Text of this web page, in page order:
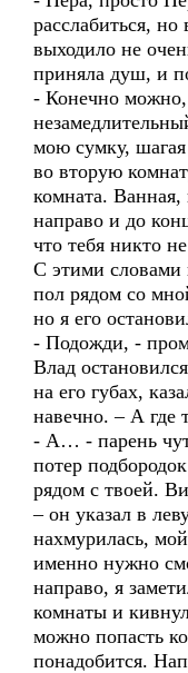
расслабиться,
выходило не
приняла душ, и
- Конечно
мою сумку,
во вторую
комната.
направо и до
что тебя никто
С этими словами
пол рядом со
но я его
- Подожди, -
Влад
на его губах,
навечно. – А где
- А… - парень
потер
рядом с твоей.
– он указал в
нахмурилась,
именно нужно
направо, я
комнаты и
можно попасть
понадобится.